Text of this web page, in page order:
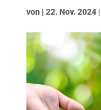
von | 22. Nov. 2024|